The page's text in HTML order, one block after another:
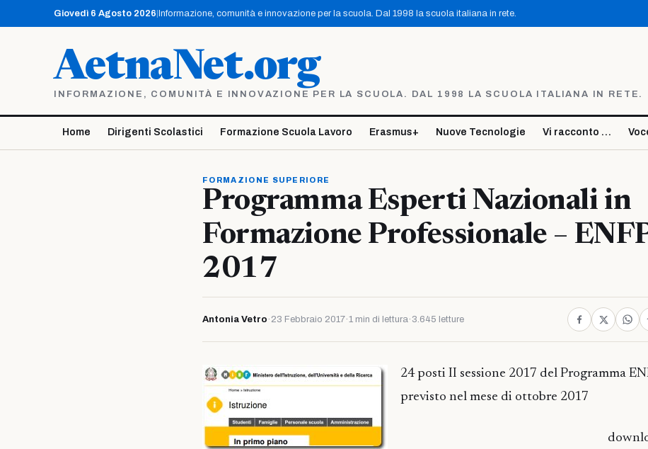
contenuto
Giovedì 6 Agosto 2026 Informazione, comunità e innovazione per la scuola. Dal 1998 la scuola italiana in rete.
AetnaNet.org
INFORMAZIONE, COMUNITÀ E INNOVAZIONE PER LA SCUOLA. DAL 1998 LA SCUOLA ITALIANA IN RETE.
Home Dirigenti Scolastici Formazione Scuola Lavoro Erasmus+ Nuove Tecnologie Vi racconto …
FORMAZIONE SUPERIORE
Programma Esperti Nazionali in
Formazione Professionale –
2017
Antonia Vetro · 23 Febbraio 2017·1 min di lettura· 3.645 letture
24 posti II sessione 2017 del Programma
previsto nel mese di ottobre 2017